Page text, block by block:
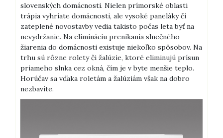
slovenských domácnosti. Nielen prímorské oblasti
trápia vyhriate domácnosti, ale vysoké paneláky či
zateplené novostavby vedia takisto počas leta byť na
nevydržanie. Na elimináciu prenikania slnečného
žiarenia do domácnosti existuje niekoľko spôsobov. Na
trhu sú rôzne rolety či žalúzie, ktoré eliminujú prísun
priameho slnka cez okná, čím je v byte menšie teplo.
Horúčav sa vďaka roletám a žalúziám však na dobro
nezbavíte.